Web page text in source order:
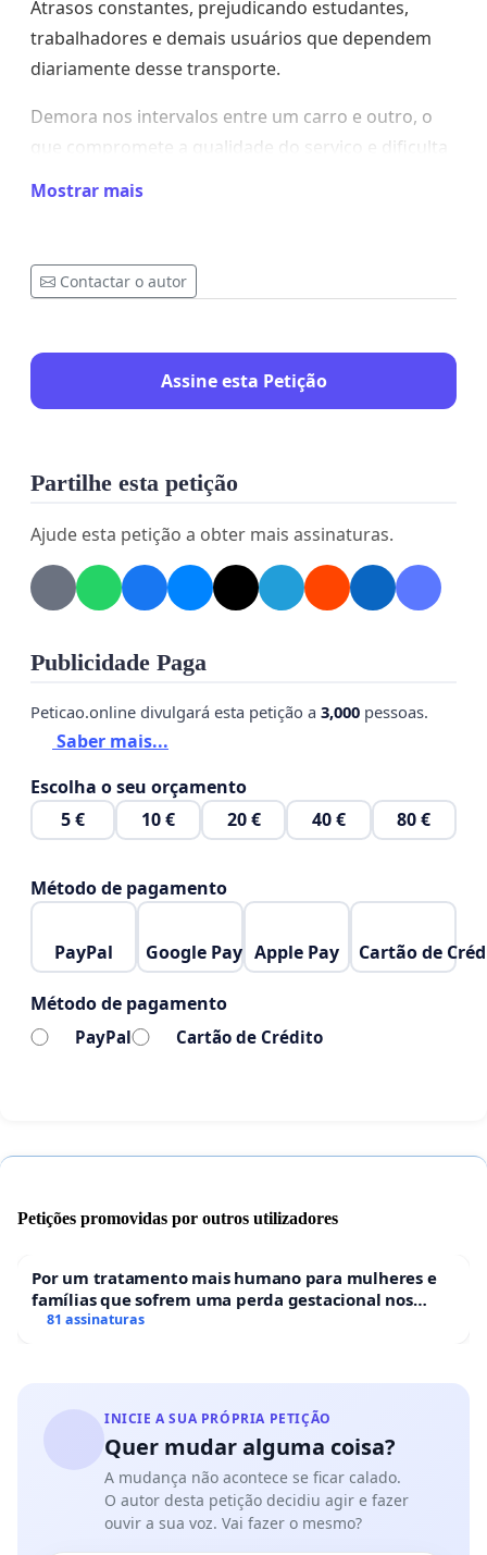
Atrasos constantes, prejudicando estudantes,
trabalhadores e demais usuários que dependem
diariamente desse transporte.
Demora nos intervalos entre um carro e outro, o
que compromete a qualidade do serviço e dificulta
Diante da importância do transporte público como
direito básico e essencial, solicitamos que seja
Massaranduba, de modo a garantir mais conforto,
segurança e eficiência no deslocamento dos
Certos da atenção de Vossas Senhorias,
aguardamos providências.
Respeitosamente,
Todos os usuários da linha.
Mostrar mais
Contactar o autor
Assine esta Petição
Partilhe esta petição
Ajude esta petição a obter mais assinaturas.
Publicidade Paga
Peticao.online divulgará esta petição a 3,000 pessoas.
Saber mais...
Escolha o seu orçamento
5 €
10 € 20 € 40 € 80 €
Método de pagamento
PayPal Google Pay Apple Pay Cartão de
Método de pagamento
PayPal Cartão de Crédito
Petições promovidas por outros utilizadores
Por um tratamento mais humano para mulheres e
famílias que sofrem uma perda gestacional nos
hospitais portugueses
81 assinaturas
INICIE A SUA PRÓPRIA PETIÇÃO
Quer mudar alguma coisa?
A mudança não acontece se ficar calado.
O autor desta petição decidiu agir e fazer
ouvir a sua voz. Vai fazer o mesmo?